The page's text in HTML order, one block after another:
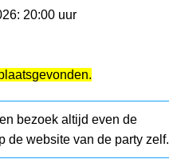
20:00 uur
bezoek altijd even de
de website van de party zelf.